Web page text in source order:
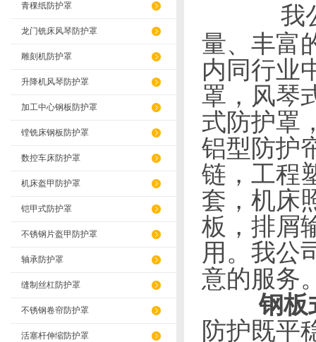
青稞纸防护罩
龙门铣床风琴防护罩
雕刻机防护罩
升降机风琴防护罩
加工中心钢板防护罩
镗铣床钢板防护罩
数控车床防护罩
机床盔甲防护罩
铠甲式防护罩
不锈钢片盔甲防护罩
轴承防护罩
缝制丝杠防护罩
不锈钢卷帘防护罩
活塞杆伸缩防护罩
我
量、丰富
内同行业
罩，风琴
式防护罩
铝型防护
链，工程
套，机床
板，排屑
用。我公
意的服务
钢板
防护既平